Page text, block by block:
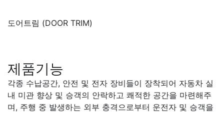
도어트림 (DOOR TRIM)
제품기능
각종 수납공간, 안전 및 전자 장비들이 장착되어 자동차 실
내 미관 향상 및 승객의 안락하고 쾌적한 공간을 마련해주
며, 주행 중 발생하는 외부 충격으로부터 운전자 및 승객을